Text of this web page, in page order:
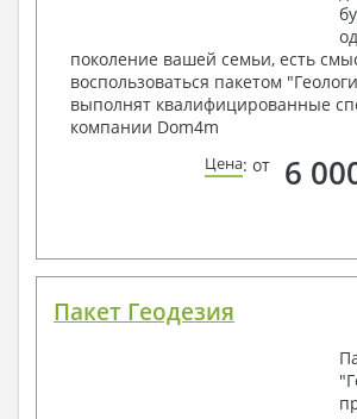
поколение вашей семьи, есть
воспользоваться пакетом
выполнят квалифицированные
компании Dom4m
Цена: от 6
Пакет Геодезия